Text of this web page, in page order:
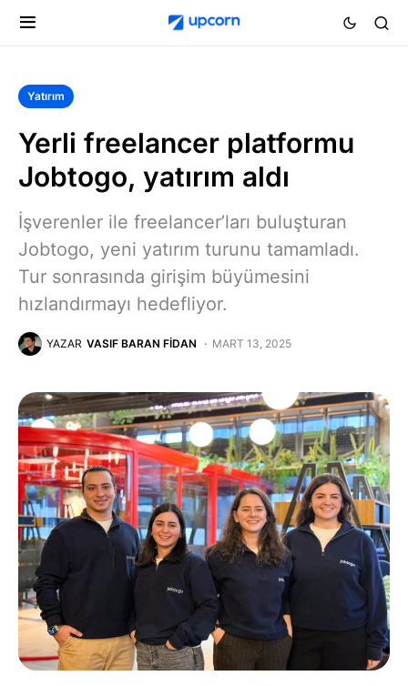
Yatırım
Yerli freelancer platformu
Jobtogo, yatırım aldı
İşverenler ile freelancer’ları buluşturan
Jobtogo, yeni yatırım turunu tamamladı.
Tur sonrasında girişim büyümesini
hızlandırmayı hedefliyor.
YAZAR VASIF BARAN FIDAN MART 13, 2025